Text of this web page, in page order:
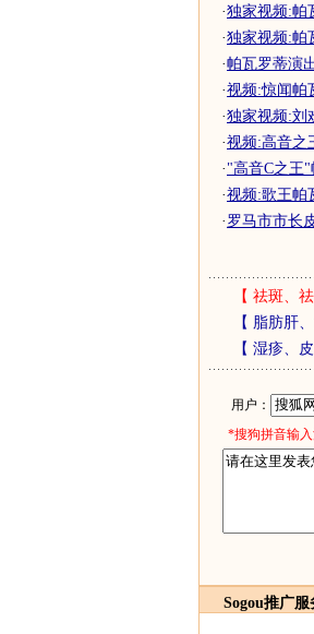
·独家视频:帕
·独家视频:帕
·帕瓦罗蒂演
·视频:惊闻帕
·独家视频:刘
·视频:高音之
· "高音C之王
·视频:歌王帕
· 罗马市市长
【 祛斑、
【 脂肪肝
【 湿疹、
用户：
*搜狗拼音输
Sogou推广服